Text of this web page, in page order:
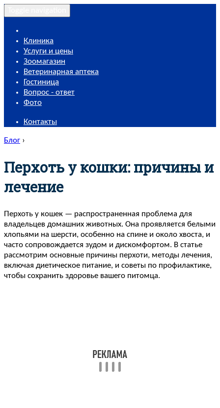
Клиника
Услуги и цены
Зоомагазин
Ветеринарная аптека
Гостиница
Вопрос - ответ
Фото
Контакты
Блог ›
Перхоть у кошки: причины и
лечение
Перхоть у кошек — распространенная проблема для
владельцев домашних животных. Она проявляется белыми
хлопьями на шерсти, особенно на спине и около хвоста, и
часто сопровождается зудом и дискомфортом. В статье
рассмотрим основные причины перхоти, методы лечения,
включая диетическое питание, и советы по профилактике,
чтобы сохранить здоровье вашего питомца.